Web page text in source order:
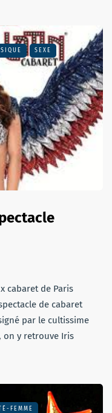
SEXE
cabaret de Paris
de cabaret
par le cultissime
on y retrouve Iris
FEMME